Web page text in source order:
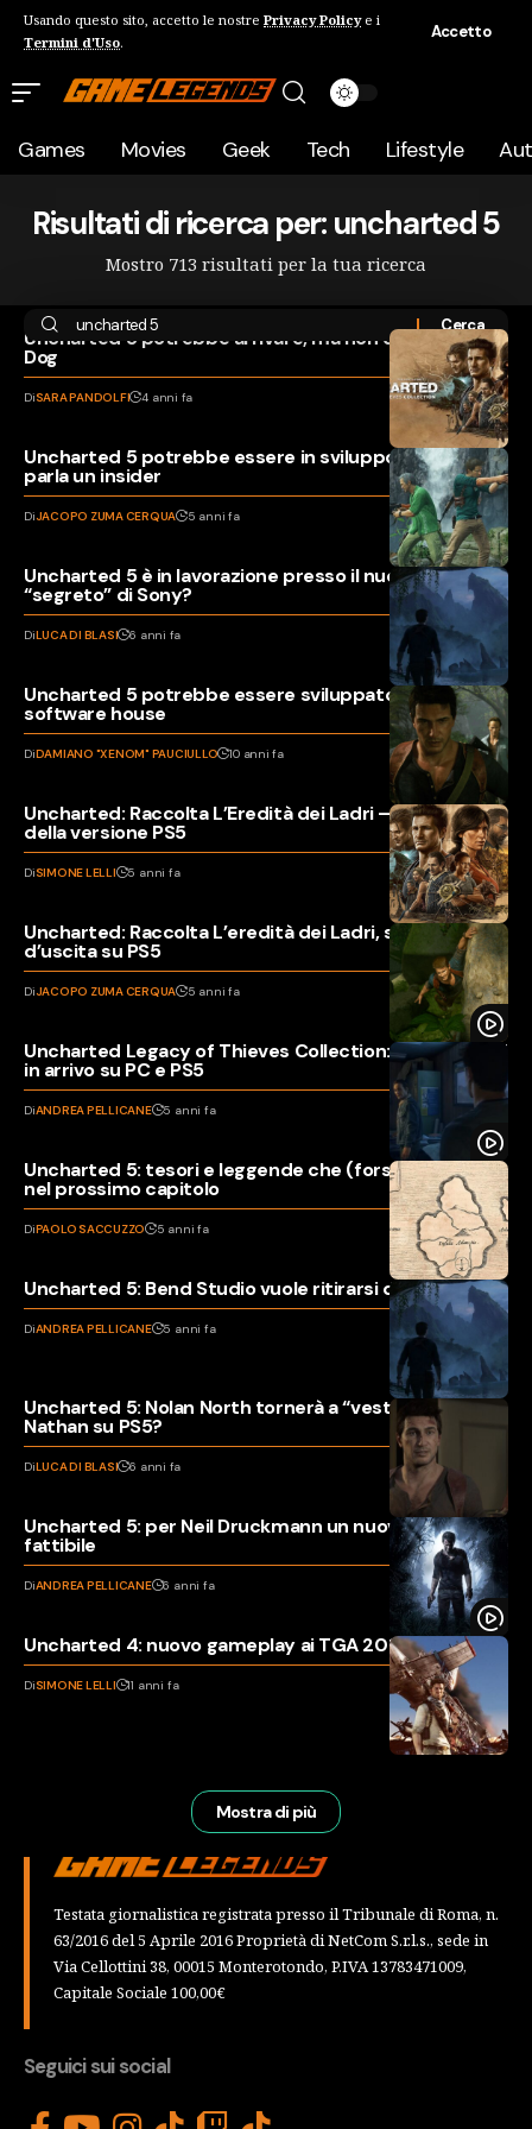
Usando questo sito, accetto le nostre Privacy Policye i
Termini d'Uso.
Accetto
Games Movies Geek Tech Lifestyle
Risultati di ricerca per: uncharted 5
Mostro 713 risultati per la tua ricerca
Uncharted 5 potrebbe arrivare, ma non da Naughty
Dog
DiSARA PANDOLFI 4 anni fa
Uncharted 5 potrebbe essere in sviluppo per PS5,
parla un insider
DiJACOPO ZUMA CERQUA 5 anni fa
Uncharted 5 è in lavorazione presso il nuovo studio
“segreto” di Sony?
DiLUCA DI BLASI 6 anni fa
Uncharted 5 potrebbe essere sviluppato da un’altra
software house
DiDAMIANO "XENOM" PAUCIULLO 10 anni fa
Uncharted: Raccolta L’Eredità dei Ladri – Recensione
della versione PS5
DiSIMONE LELLI 5 anni fa
Uncharted: Raccolta L’eredità dei Ladri, svelata data
d’uscita su PS5
DiJACOPO ZUMA CERQUA 5 anni fa
Uncharted Legacy of Thieves Collection: Remastered
in arrivo su PC e PS5
DiANDREA PELLICANE 5 anni fa
Uncharted 5: tesori e leggende che (forse) vedremo
nel prossimo capitolo
DiPAOLO SACCUZZO 5 anni fa
Uncharted 5: Bend Studio vuole ritirarsi dal progetto?
DiANDREA PELLICANE 5 anni fa
Uncharted 5: Nolan North tornerà a “vestire” i panni di
Nathan su PS5?
DiLUCA DI BLASI 6 anni fa
Uncharted 5: per Neil Druckmann un nuovo capitolo è
fattibile
DiANDREA PELLICANE 6 anni fa
Uncharted 4: nuovo gameplay ai TGA 2015
DiSIMONE LELLI 11 anni fa
Mostra di più
Testata giornalistica registrata presso il Tribunale di Roma, n.
63/2016 del 5 Aprile 2016 Proprietà di NetCom S.r.l.s., sede in
Via Cellottini 38, 00015 Monterotondo, P.IVA 13783471009,
Capitale Sociale 100,00€
Seguici sui social